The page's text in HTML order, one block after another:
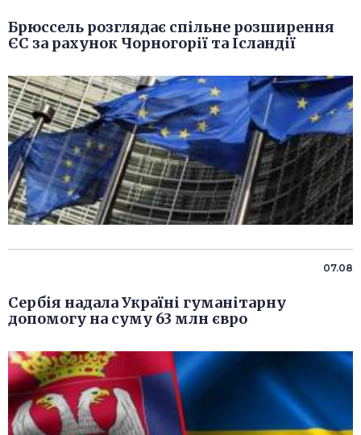
Брюссель розглядає спільне розширення
ЄС за рахунок Чорногорії та Ісландії
07.08
Сербія надала Україні гуманітарну
допомогу на суму 63 млн євро